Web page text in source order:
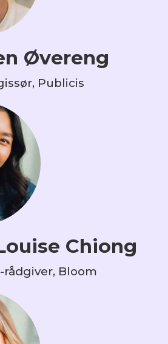
Øvereng
Publicis
Chiong
rådgiver, Bloom